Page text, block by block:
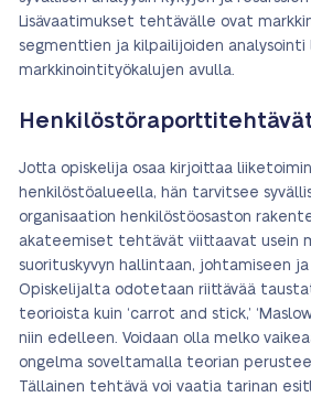
Lisävaatimukset tehtävälle ovat
segmenttien ja kilpailijoiden analysointi
markkinointityökalujen avulla.
Jotta opiskelija osaa kirjoittaa
henkilöstöalueella, hän tarvitsee
organisaation henkilöstöosaston
akateemiset tehtävät viittaavat usein
suorituskyvyn hallintaan, johtamiseen ja
Opiskelijalta odotetaan riittävää
teorioista kuin ‘carrot and stick,’
niin edelleen. Voidaan olla melko
ongelma soveltamalla teorian
Tällainen tehtävä voi vaatia tarinan